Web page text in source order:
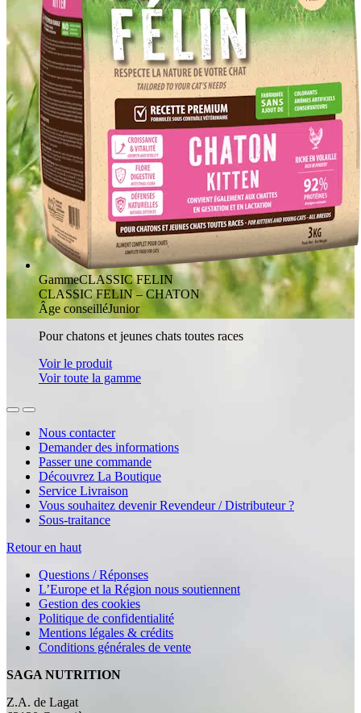
GammeCLASSIC FELIN
CLASSIC FELIN – CHATON
Âge conseilléJunior
Pour chatons et jeunes chats toutes races
Voir le produit
Voir toute la gamme
Nous contacter
Demander des informations
Passer une commande
Découvrez La Boutique
Service Livraison
Vous souhaitez devenir Revendeur / Distributeur ?
Sous-traitance
Retour en haut
Questions / Réponses
L’Europe et la Région nous soutiennent
Gestion des cookies
Politique de confidentialité
Mentions légales & crédits
Conditions générales de vente
SAGA NUTRITION
Z.A. de Lagat